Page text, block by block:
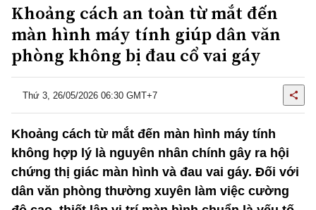
Khoảng cách an toàn từ mắt đến
màn hình máy tính giúp dân văn
phòng không bị đau cổ vai gáy
Thứ 3, 26/05/2026 06:30 GMT+7
Khoảng cách từ mắt đến màn hình máy tính
không hợp lý là nguyên nhân chính gây ra hội
chứng thị giác màn hình và đau vai gáy. Đối với
dân văn phòng thường xuyên làm việc cường